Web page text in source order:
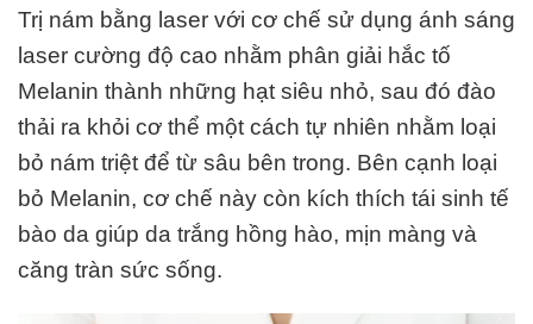
Trị nám bằng laser với cơ chế sử dụng ánh sáng
laser cường độ cao nhằm phân giải hắc tố
Melanin thành những hạt siêu nhỏ, sau đó đào
thải ra khỏi cơ thể một cách tự nhiên nhằm loại
bỏ nám triệt để từ sâu bên trong. Bên cạnh loại
bỏ Melanin, cơ chế này còn kích thích tái sinh tế
bào da giúp da trắng hồng hào, mịn màng và
căng tràn sức sống.